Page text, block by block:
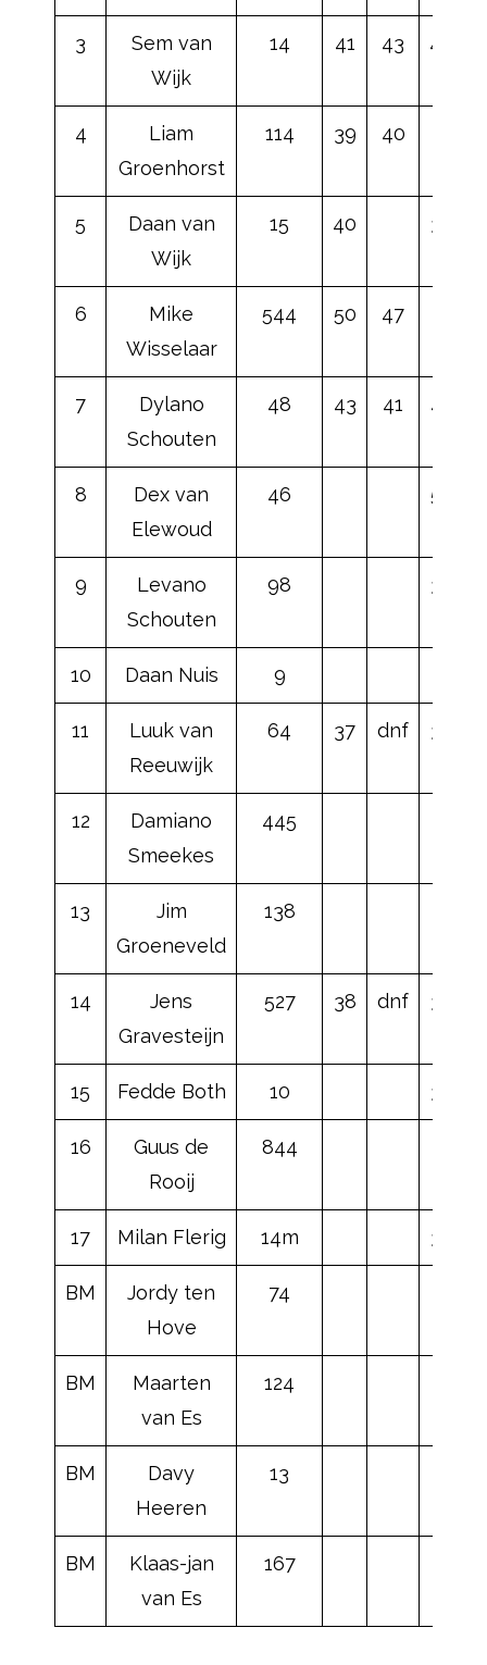
3
Sem van
Wijk
14 41 43 40
4
Liam
Groenhorst
114 39 40
5
Daan van
Wijk
15 40 39
6
Mike
Wisselaar
544 50 47
7
Dylano
Schouten
48 43 41 47
8
Dex van
Elewoud
46 50
9
Levano
Schouten
98 37
10 Daan Nuis 9
11
Luuk van
Reeuwijk
64 37 dnf 35
12
Damiano
Smeekes
445
13
Jim
Groeneveld
138
14
Jens
Gravesteijn
527 38 dnf 38
15 Fedde Both 10 36
16
Guus de
Rooij
844
17 Milan Flerig 14m 34
BM
Jordy ten
Hove
74
BM
Maarten
van Es
124
BM
Davy
Heeren
13
BM
Klaas-jan
van Es
167